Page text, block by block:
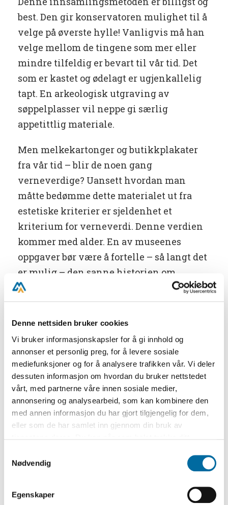
Denne nettsiden bruker cookies
Vi bruker informasjonskapsler for å gi innhold og
annonser et personlig preg, for å levere sosiale
mediefunksjoner og for å analysere trafikken vår. Vi deler
dessuten informasjon om hvordan du bruker nettstedet
vårt, med partnerne våre innen sosiale medier,
annonsering og analysearbeid, som kan kombinere den
med annen informasjon du har gjort tilgjengelig for dem,
eller som de har samlet inn gjennom din bruk av
så endre samtykke og så avvis.
Nødvendig
Egenskaper
best. Den gir konservatoren mulighet til å
velge på øverste hylle! Vanligvis må han
velge mellom de tingene som mer eller
mindre tilfeldig er bevart til vår tid. Det
som er kastet og ødelagt er ugjenkallelig
tapt. En arkeologisk utgraving av
søppelplasser vil neppe gi særlig
appetittlig materiale.
Men melkekartonger og butikkplakater
fra vår tid – blir de noen gang
verneverdige? Uansett hvordan man
måtte bedømme dette materialet ut fra
estetiske kriterier er sjeldenhet et
kriterium for verneverdi. Denne verdien
kommer med alder. En av museenes
oppgaver bør være å fortelle – så langt det
er mulig – den sanne historien om
hvordan folk i Aust-Agder levde i fortida.
Om 20 år er også 1990-åra blitt fortid og
historie. Da er det ikke spørsmål om stygt
eller pent, høyverdig eller simpelt, men
hvordan virkeligheten var.
Melkekartongene og butikkplakatene er
sanne. De er typiske gjenstander fra vår
tid. Hvordan de skal tolkes og hvilke
historier som skal fortelles om dem – det
er et valg som må gjøres i fremtiden.
dagligvarebransjen inn i en
annerledes – hva vet vel vi i dag.